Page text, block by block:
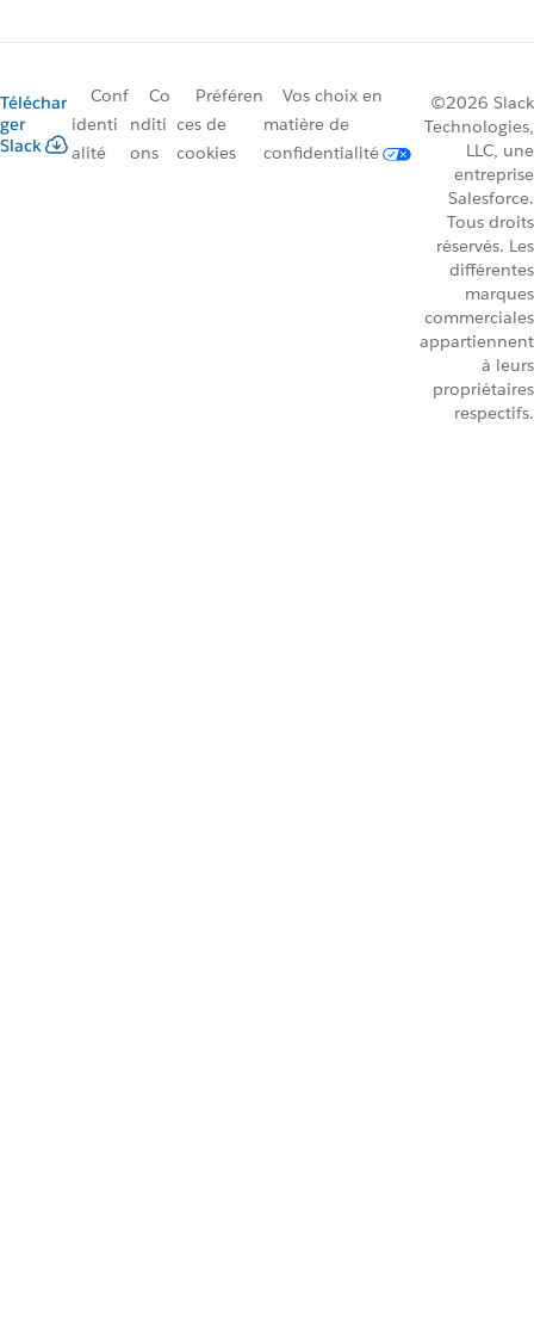
Téléchar
ger
Slack
Conf
identi
alité
Co
nditi
ons
Préféren
ces de
cookies
Vos choix en
matière de
confidentialité
©2026 Slack
Technologies,
LLC, une
entreprise
Salesforce.
Tous droits
réservés. Les
différentes
marques
commerciales
appartiennent
à leurs
propriétaires
respectifs.